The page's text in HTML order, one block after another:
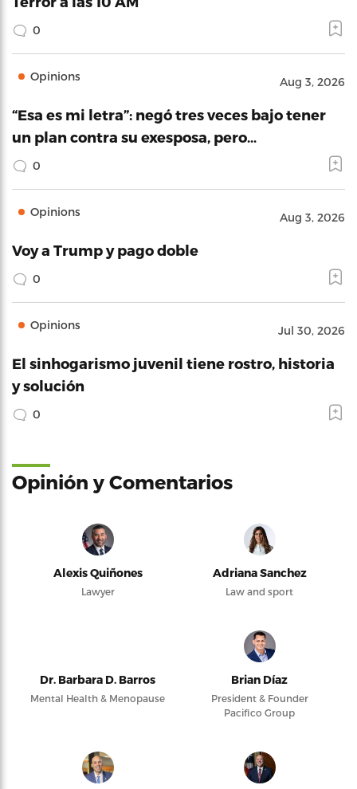
0
Opinions Aug 3, 2026
“Esa es mi letra”: negó tres veces bajo tener
un plan contra su exesposa, pero…
0
Opinions Aug 3, 2026
Voy a Trump y pago doble
0
Opinions Jul 30, 2026
El sinhogarismo juvenil tiene rostro, historia
y solución
0
Opinión y Comentarios
Alexis Quiñones
Lawyer
Adriana Sanchez
Law and sport
Dr. Barbara D. Barros
Mental Health & Menopause
Brian Díaz
President & Founder
Pacifico Group